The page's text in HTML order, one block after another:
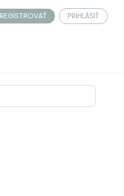
REGISTROVAŤ PRIHLÁSIŤ